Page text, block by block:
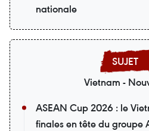
nationale
Vietnam -
ASEAN Cup 2026 : le
finales en tête du groupe